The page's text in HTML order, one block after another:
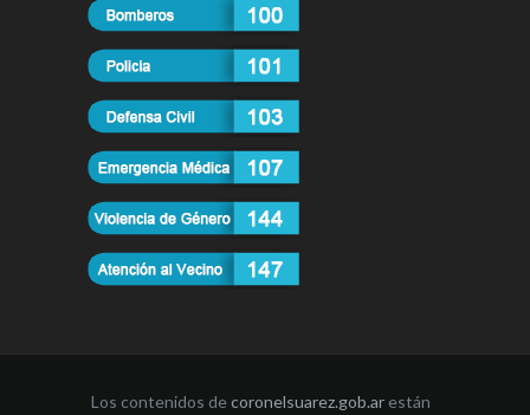
Los contenidos decoronelsuarez.gob.ar están